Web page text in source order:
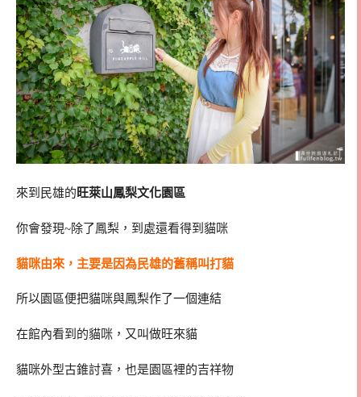
來到民雄的旺萊山鳳梨文化園區
你會發現~除了鳳梨，到處還看得到貓咪
貓咪由來，主要是因為民雄的舊稱叫打貓
所以園區便把貓咪與鳳梨作了一個連結
在館內看到的貓咪，又叫做旺來貓
貓咪外型古錐討喜，也是園區裡的吉祥物